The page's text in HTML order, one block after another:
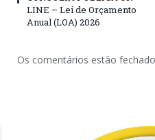
LINE – Lei de Orçamento
Anual (LOA) 2026
Os comentários estão